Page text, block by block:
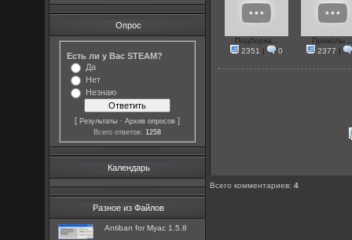
Опрос
Есть ли у Вас STEAM?
Да
Нет
Незнаю
[Результаты ·Архив опросов ]
Всего ответов:1258
Календарь
Разное из Файлов
Antiban for Myac 1.5.8
Подборка...
2351 | 0
Приколы
2377 |
Всего комментариев:4